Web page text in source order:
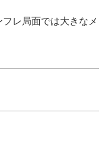
レ局面では大きなメ